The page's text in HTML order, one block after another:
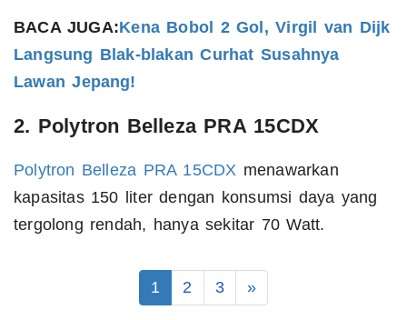
BACA JUGA:Kena Bobol 2 Gol, Virgil van Dijk
Langsung Blak-blakan Curhat Susahnya
Lawan Jepang!
2. Polytron Belleza PRA 15CDX
Polytron Belleza PRA 15CDX menawarkan
kapasitas 150 liter dengan konsumsi daya yang
tergolong rendah, hanya sekitar 70 Watt.
1 2 3 »